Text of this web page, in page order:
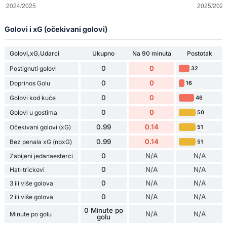
Golovi i xG (očekivani golovi)
Golovi,xG,Udarci Ukupno Na 90 minuta
Postotak
Postignuti golovi
0 0 32
Doprinos Golu 0 0 16
Golovi kod kuće 0 0 46
Golovi u gostima 0 0 50
Očekivani golovi (xG) 0.99 0.14 51
Bez penala xG (npxG) 0.99 0.14 51
Zabijeni jedanaesterci 0 N/A N/A
Hat-trickovi 0 N/A N/A
3 ili više golova 0 N/A N/A
2 ili više golova 0 N/A N/A
Minute po golu
0 Minute po
golu
N/A N/A